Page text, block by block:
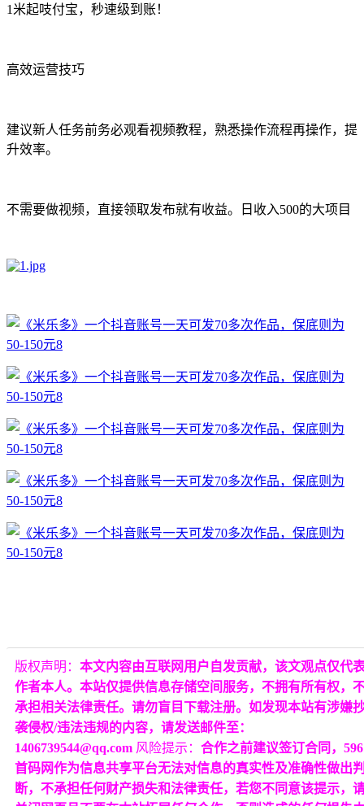
1米起吱付宝，秒速级到账！
高效运营技巧
建议新人任务前务必观看视频教程，熟悉操作流程再操作，提
升效率。
不需要做视频，直接领取发布就有收益。日收入500的大项目
版权声明： 本文内容由互联网用户自发贡献，该文观点仅代
作者本人。本站仅提供信息存储空间服务，不拥有所有权，
承担相关法律责任。请勿盲目下载注册。如发现本站有涉嫌
袭侵权/违法违规的内容，请发送邮件至：
1406739544@qq.com 风险提示： 合作之前建议签订合同，596
首码网作为信息共享平台无法对信息的真实性及准确性做出
断，不承担任何财产损失和法律责任，若您不同意该提示，